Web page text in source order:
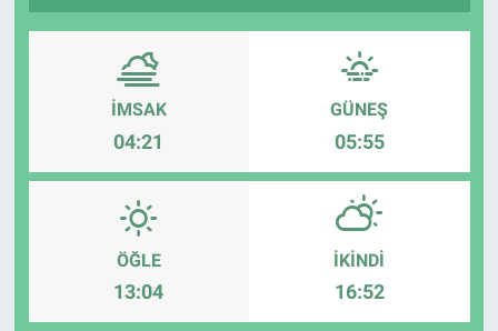
İMSAK
04:21
GÜNEŞ
05:55
ÖĞLE
13:04
İKINDI
16:52
TEKNOLOJİ
Dünya
İlçeler
MAGAZİN
Bilim, Teknoloji
ASAYİŞ